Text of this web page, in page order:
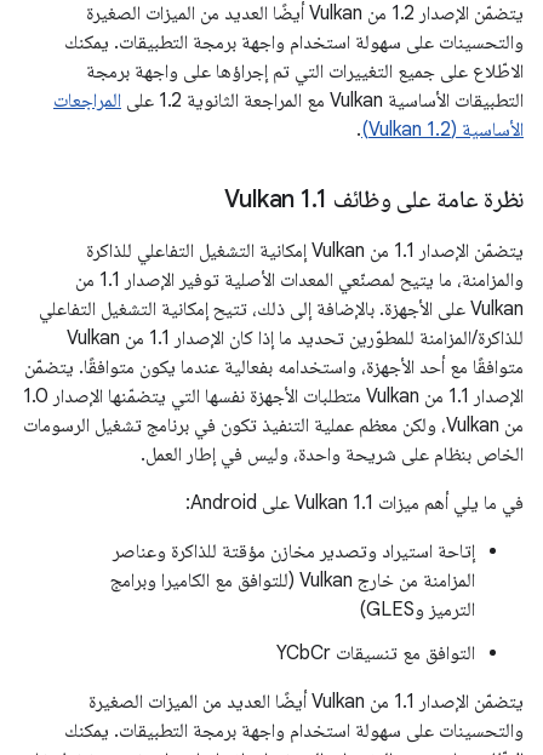
يتضمّن الإصدار 1.2 من Vulkan أيضًا العديد من الميزات الصغيرة
والتحسينات على سهولة استخدام واجهة برمجة التطبيقات. يمكنك
الاطّلاع على جميع التغييرات التي تم إجراؤها على واجهة برمجة
التطبيقات الأساسية Vulkan مع المراجعة الثانوية 1.2 على
المراجعات
الأساسية (Vulkan 1.2)
.
نظرة عامة على وظائف Vulkan 1 .1
يتضمّن الإصدار 1.1 من Vulkan إمكانية التشغيل التفاعلي للذاكرة
والمزامنة، ما يتيح لمصنّعي المعدات الأصلية توفير الإصدار 1.1 من
Vulkan على الأجهزة. بالإضافة إلى ذلك، تتيح إمكانية التشغيل التفاعلي
للذاكرة/المزامنة للمطوّرين تحديد ما إذا كان الإصدار 1.1 من Vulkan
متوافقًا مع أحد الأجهزة، واستخدامه بفعالية عندما يكون متوافقًا. يتضمّن
الإصدار 1.1 من Vulkan متطلبات الأجهزة نفسها التي يتضمّنها الإصدار 1.0
من Vulkan، ولكن معظم عملية التنفيذ تكون في برنامج تشغيل الرسومات
الخاص بنظام على شريحة واحدة، وليس في إطار العمل.
في ما يلي أهم ميزات Vulkan 1.1 على Android:
إتاحة استيراد وتصدير مخازن مؤقتة للذاكرة وعناصر
المزامنة من خارج Vulkan (للتوافق مع الكاميرا وبرامج
الترميز وGLES)
التوافق مع تنسيقات YCbCr
يتضمّن الإصدار 1.1 من Vulkan أيضًا العديد من الميزات الصغيرة
والتحسينات على سهولة استخدام واجهة برمجة التطبيقات. يمكنك